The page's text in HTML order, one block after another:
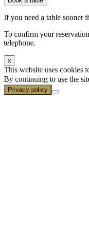
If you need a table sooner
To confirm your
telephone.
x
This website uses cookies
By continuing to use the
Privacy policy